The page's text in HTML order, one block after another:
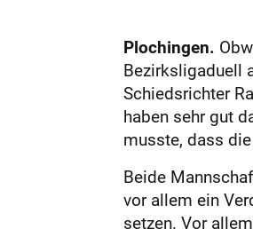
Plochingen.
Bezirksligaduell
Schiedsrichter
haben sehr gut
musste, dass
Beide
vor allem ein
setzen. Vor